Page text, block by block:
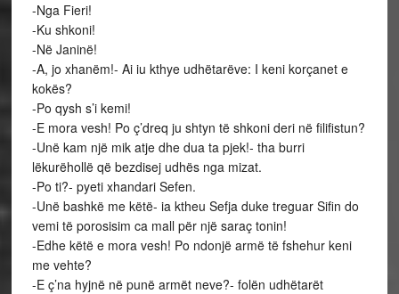
-Nga Fieri!
-Ku shkoni!
-Në Janinë!
-A, jo xhanëm!- Ai iu kthye udhëtarëve: I keni korçanet e
kokës?
-Po qysh s’i kemi!
-E mora vesh! Po ç’dreq ju shtyn të shkoni deri në filifistun?
-Unë kam një mik atje dhe dua ta pjek!- tha burri
lëkurëhollë që bezdisej udhës nga mizat.
-Po ti?- pyeti xhandari Sefen.
-Unë bashkë me këtë- ia ktheu Sefja duke treguar Sifin do
vemi të porosisim ca mall për një saraç tonin!
-Edhe këtë e mora vesh! Po ndonjë armë të fshehur keni
me vehte?
-E ç’na hyjnë në punë armët neve?- folën udhëtarët